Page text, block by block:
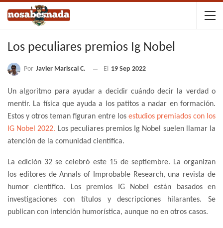
Los peculiares premios Ig Nobel
Por Javier Mariscal C. El 19 Sep 2022
Un algoritmo para ayudar a decidir cuándo decir la verdad o
mentir. La física que ayuda a los patitos a nadar en formación.
Estos y otros teman figuran entre los estudios premiados con los
IG Nobel 2022. Los peculiares premios Ig Nobel suelen llamar la
atención de la comunidad científica.
La edición 32 se celebró este 15 de septiembre. La organizan
los editores de Annals of Improbable Research, una revista de
humor científico. Los premios IG Nobel están basados en
investigaciones con títulos y descripciones hilarantes. Se
publican con intención humorística, aunque no en otros casos.